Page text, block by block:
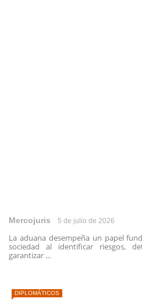
Mercojuris 5 de julio de 2026
La aduana desempeña un papel
sociedad al identificar riesgos,
garantizar ...
DIPLOMÁTICOS